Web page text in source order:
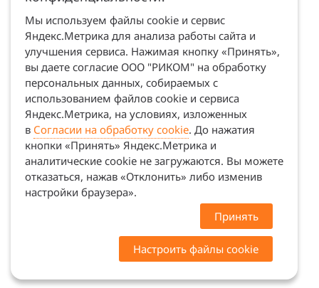
Мы используем файлы cookie и сервис
Яндекс.Метрика для анализа работы сайта и
улучшения сервиса. Нажимая кнопку «Принять»,
вы даете согласие ООО "РИКОМ" на обработку
персональных данных, собираемых с
использованием файлов cookie и сервиса
Яндекс.Метрика, на условиях, изложенных
в Согласии на обработку cookie. До нажатия
кнопки «Принять» Яндекс.Метрика и
аналитические cookie не загружаются. Вы можете
отказаться, нажав «Отклонить» либо изменив
настройки браузера».
Принять
Настроить файлы cookie